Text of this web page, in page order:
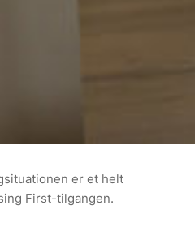
er et helt
First-tilgangen.